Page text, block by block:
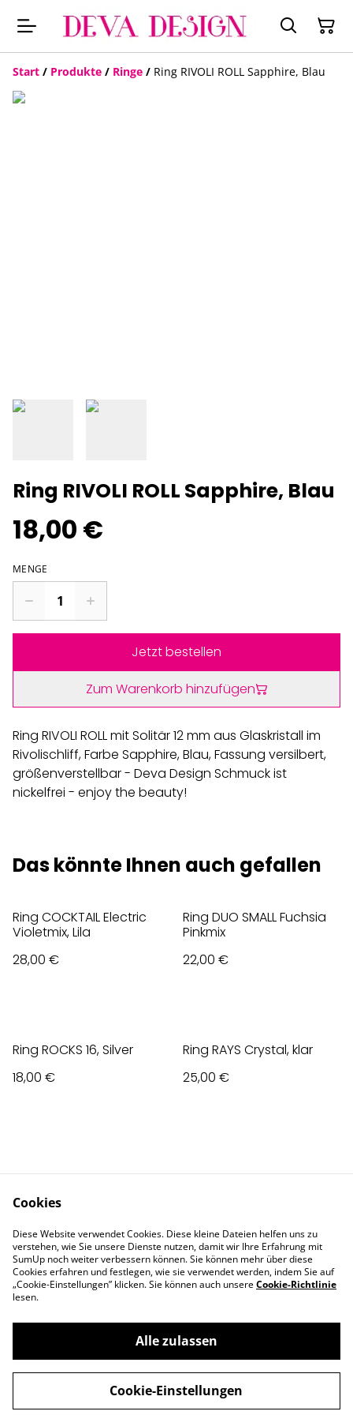
Start / Produkte / Ringe / Ring RIVOLI ROLL Sapphire, Blau
Ring RIVOLI ROLL Sapphire, Blau
18,00 €
MENGE
Jetzt bestellen
Zum Warenkorb hinzufügen
Ring RIVOLI ROLL mit Solitär 12 mm aus Glaskristall im
Rivolischliff, Farbe Sapphire, Blau, Fassung versilbert,
größenverstellbar - Deva Design Schmuck ist
nickelfrei - enjoy the beauty!
Das könnte Ihnen auch gefallen
Ring COCKTAIL Electric
Violetmix, Lila
28,00 €
Ring DUO SMALL Fuchsia
Pinkmix
22,00 €
Ring ROCKS 16, Silver
18,00 €
Ring RAYS Crystal, klar
25,00 €
Privacy Policy
Cookie Policy
Impressum
©2026Deva Design - die Schmuckmanufaktur
powered by
Cookies
Diese Website verwendet Cookies. Diese kleine Dateien helfen uns zu
verstehen, wie Sie unsere Dienste nutzen, damit wir Ihre Erfahrung mit
SumUp noch weiter verbessern können. Sie können mehr über diese
Cookies erfahren und festlegen, wie sie verwendet werden, indem Sie auf
„Cookie-Einstellungen” klicken. Sie können auch unsereCookie-Richtlinie
lesen.
Alle zulassen
Cookie-Einstellungen